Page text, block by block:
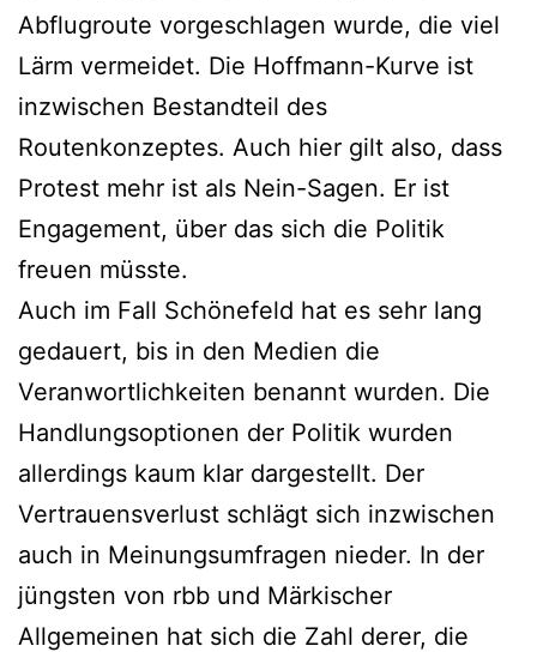
Abflugroute vorgeschlagen wurde, die viel
Lärm vermeidet. Die Hoffmann-Kurve ist
inzwischen Bestandteil des
Routenkonzeptes. Auch hier gilt also, dass
Protest mehr ist als Nein-Sagen. Er ist
Engagement, über das sich die Politik
freuen müsste.
Auch im Fall Schönefeld hat es sehr lang
gedauert, bis in den Medien die
Veranwortlichkeiten benannt wurden. Die
Handlungsoptionen der Politik wurden
allerdings kaum klar dargestellt. Der
Vertrauensverlust schlägt sich inzwischen
auch in Meinungsumfragen nieder. In der
jüngsten von rbb und Märkischer
Allgemeinen hat sich die Zahl derer, die